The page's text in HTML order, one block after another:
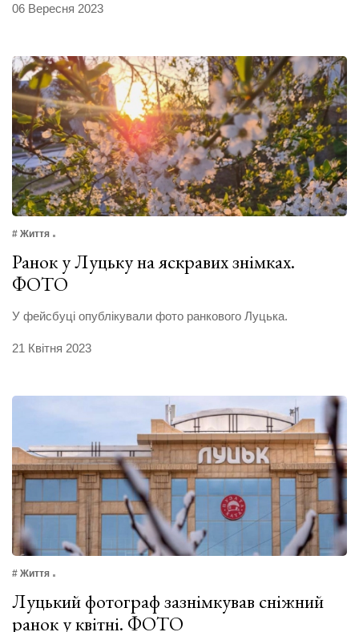
06 Вересня 2023
# Життя
Ранок у Луцьку на яскравих знімках.
ФОТО
У фейсбуці опублікували фото ранкового Луцька.
21 Квітня 2023
# Життя
Луцький фотограф зазнімкував сніжний
ранок у квітні. ФОТО